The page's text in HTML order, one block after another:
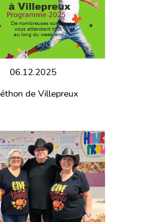
06.12.2025
de Villepreux